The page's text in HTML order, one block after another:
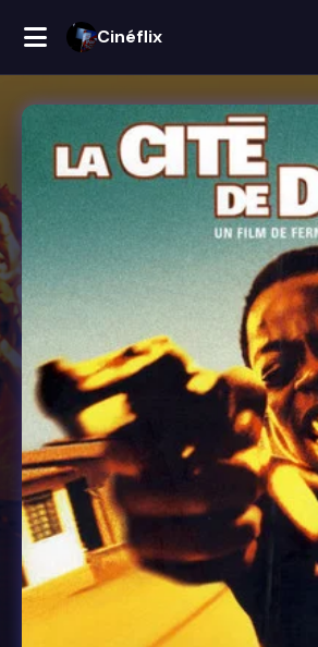
Cinéflix